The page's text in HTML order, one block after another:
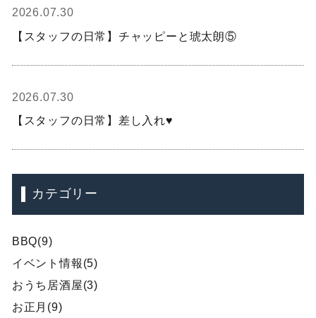
2026.07.30
【スタッフの日常】チャッピーと琥太朗⑤
2026.07.30
【スタッフの日常】差し入れ♥
カテゴリー
BBQ(9)
イベント情報(5)
おうち居酒屋(3)
お正月(9)